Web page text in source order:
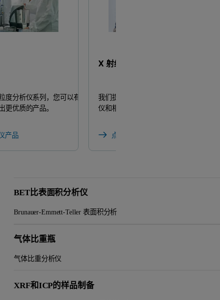
度分析仪系列，您可以有效
更优质的产品。
产品
X 射线荧光光谱仪（XRF）
我们提供多种用于元素和厚膜分析的 X
仪和相关产品。
点击了解我们的XRF产品
BET比表面积分析仪
Brunauer-Emmett-Teller 表面积分析
气体比重瓶
气体比重分析仪
XRF和ICP的样品制备